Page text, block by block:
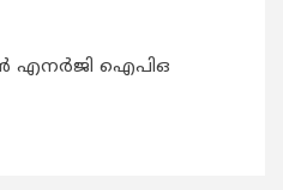
എനർജി ഐപിഒ